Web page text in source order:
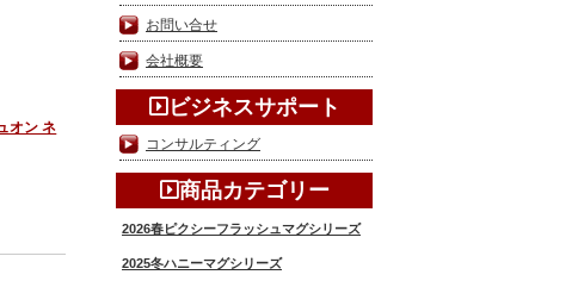
オン ネ
お問い合せ
会社概要
ビジネスサポート
コンサルティング
商品カテゴリー
2026春ピクシーフラッシュマグシリーズ
2025冬ハニーマグシリーズ